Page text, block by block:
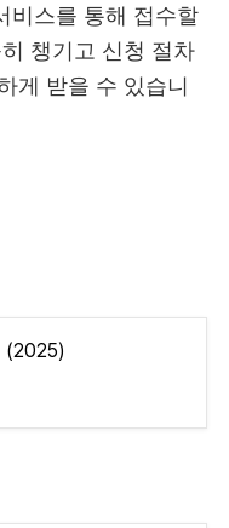
비스를 통해 접수할
챙기고 신청 절차
게 받을 수 있습니
(2025)